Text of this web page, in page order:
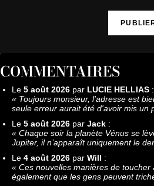
COMMENTAIRES
Le 5 août 2026 par LUCIE HELLIAS :
« Toujours monsieur, l'adresse est
seule erreur aurait été d'avoir mis
Le 5 août 2026 par Jack :
« Chaque soir la planète Vénus se
Jupiter, il n’apparaît uniquement le
Le 4 août 2026 par Will :
« Ces nouvelles manières de
également que les gens peuvent